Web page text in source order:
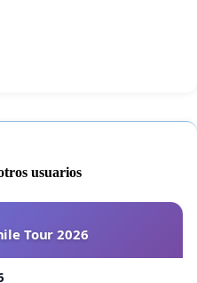
usuarios
Tour 2026